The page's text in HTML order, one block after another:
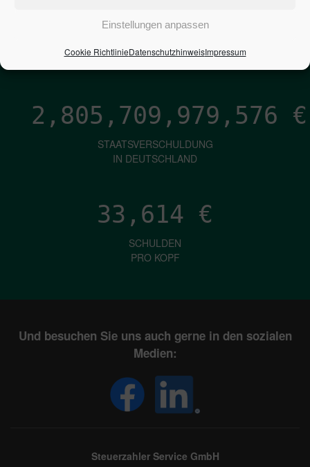
Einstellungen anpassen
Cookie RichtlinieDatenschutzhinweisImpressum
1,601€
PRO SEKUNDE
2,805,709,980,422 €
STAATSVERSCHULDUNG
IN DEUTSCHLAND
33,614 €
SCHULDEN
PRO KOPF
Und besuchen Sie uns auch gerne in den sozialen
Medien:
Steuerzahler Service GmbH